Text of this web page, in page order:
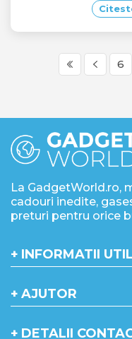
6
La GadgetWorld.ro,
cadouri inedite,
preturi pentru orice
INFORMATII
AJUTOR
DETALII